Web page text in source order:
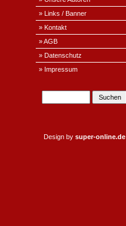
» Links / Banner
» Kontakt
» AGB
» Datenschutz
» Impressum
Design by super-online.de